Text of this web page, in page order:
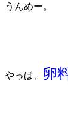
うんめー。
やっぱ、 卵